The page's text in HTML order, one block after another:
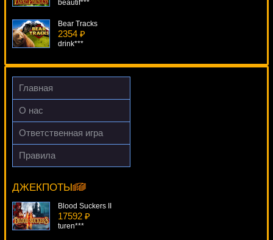
beautif***
Bear Tracks
2354 ₽
drink***
Steam Tower
1329 ₽
number***
Главная
О нас
Ответственная игра
Правила
ДЖЕКПОТЫ
Coyote Cash
superman***
Blood Suckers II
17592 ₽
turen***